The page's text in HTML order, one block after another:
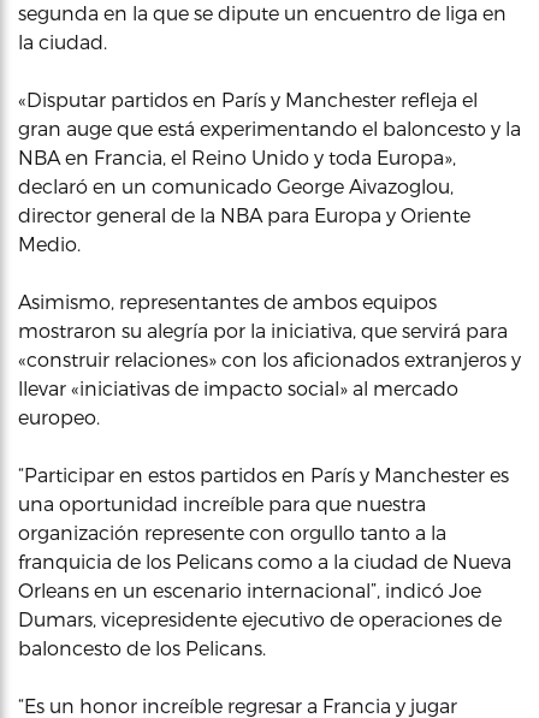
segunda en la que se dipute un encuentro de liga en
la ciudad.
«Disputar partidos en París y Manchester refleja el
gran auge que está experimentando el baloncesto y la
NBA en Francia, el Reino Unido y toda Europa»,
declaró en un comunicado George Aivazoglou,
director general de la NBA para Europa y Oriente
Medio.
Asimismo, representantes de ambos equipos
mostraron su alegría por la iniciativa, que servirá para
«construir relaciones» con los aficionados extranjeros y
llevar «iniciativas de impacto social» al mercado
europeo.
“Participar en estos partidos en París y Manchester es
una oportunidad increíble para que nuestra
organización represente con orgullo tanto a la
franquicia de los Pelicans como a la ciudad de Nueva
Orleans en un escenario internacional”, indicó Joe
Dumars, vicepresidente ejecutivo de operaciones de
baloncesto de los Pelicans.
“Es un honor increíble regresar a Francia y jugar